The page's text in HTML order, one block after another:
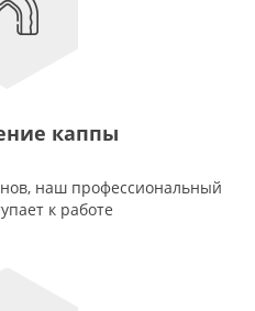
каппы
наш профессиональный
к работе